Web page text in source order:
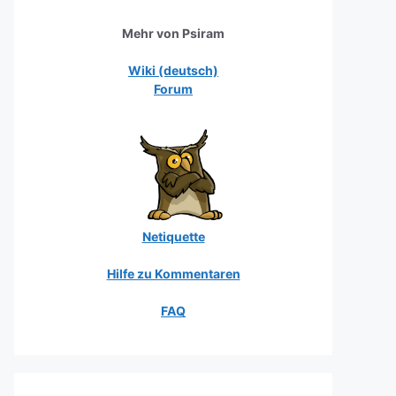
Mehr von Psiram
Wiki (deutsch)
Forum
Netiquette
Hilfe zu Kommentaren
FAQ